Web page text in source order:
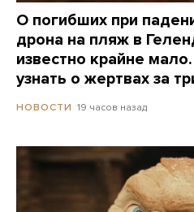
О погибших при
дрона на пляж в
известно крайне
узнать о жертвах за
НОВОСТИ 19 часов назад